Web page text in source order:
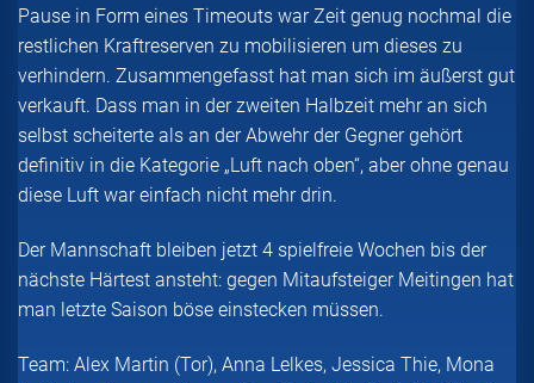
Pause in Form eines Timeouts war Zeit genug nochmal die
restlichen Kraftreserven zu mobilisieren um dieses zu
verhindern. Zusammengefasst hat man sich im äußerst gut
verkauft. Dass man in der zweiten Halbzeit mehr an sich
selbst scheiterte als an der Abwehr der Gegner gehört
definitiv in die Kategorie „Luft nach oben“, aber ohne genau
diese Luft war einfach nicht mehr drin.
Der Mannschaft bleiben jetzt 4 spielfreie Wochen bis der
nächste Härtest ansteht: gegen Mitaufsteiger Meitingen hat
man letzte Saison böse einstecken müssen.
Team: Alex Martin (Tor), Anna Lelkes, Jessica Thie, Mona